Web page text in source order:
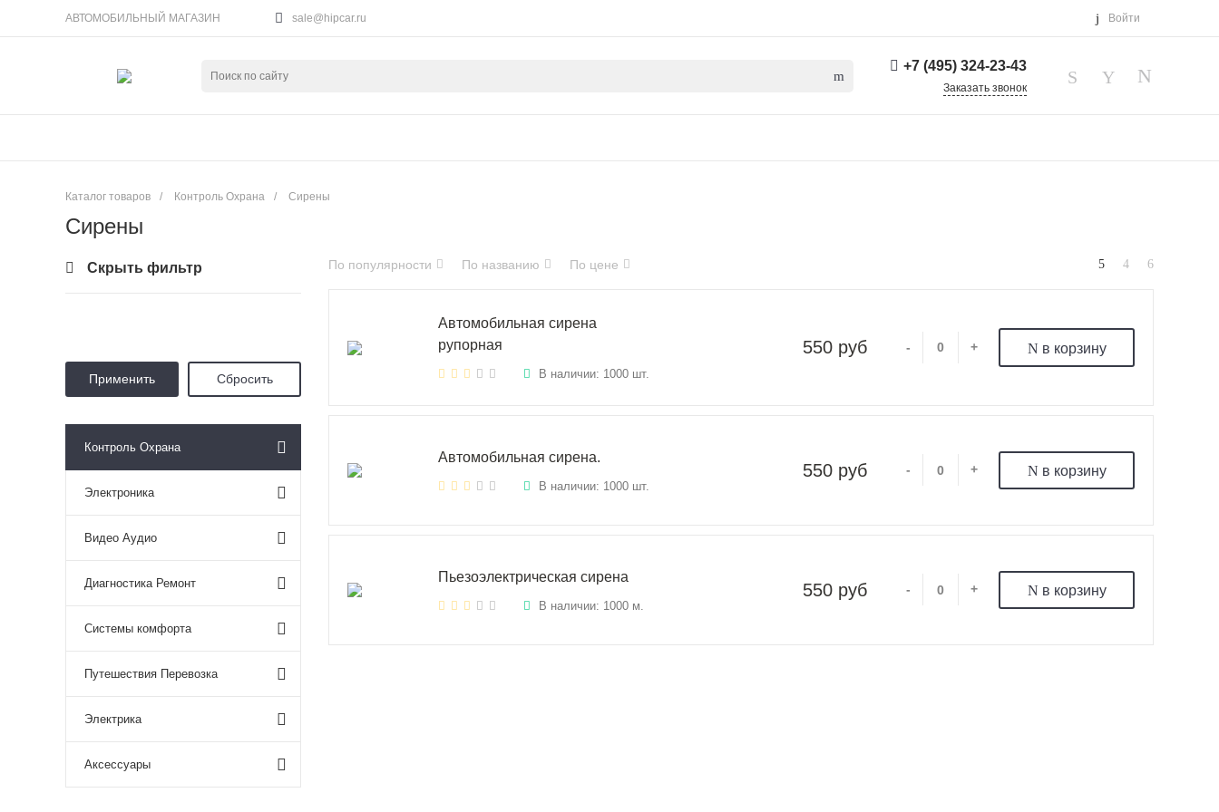
АВТОМОБИЛЬНЫЙ МАГАЗИН sale@hipcar.ru Войти
+7 (495) 324-23-43
Заказать звонок
Каталог товаров / Контроль Охрана / Сирены
Сирены
Скрыть фильтр
Контроль Охрана
Электроника
Видео Аудио
Диагностика Ремонт
Системы комфорта
Путешествия Перевозка
Электрика
Аксессуары
По популярности По названию По цене
Автомобильная сирена
рупорная
В наличии: 1000 шт.
550 руб - + в корзину
Автомобильная сирена.
В наличии: 1000 шт.
550 руб - + в корзину
Пьезоэлектрическая сирена
В наличии: 1000 м.
550 руб - + в корзину